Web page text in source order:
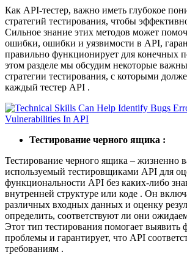
Как API-тестер, важно иметь глубокое
стратегий тестирования, чтобы
Сильное знание этих методов может
ошибки, ошибки и уязвимости в API,
правильно функционирует для конечных
этом разделе мы обсудим некоторые
стратегии тестирования, с которыми
каждый тестер API .
Тестирование черного ящика :
Тестирование черного ящика – жизненно
используемый тестировщиками API для
функциональности API без каких-либо
внутренней структуре или коде . Он
различных входных данных и оценку
определить, соответствуют ли они
Этот тип тестирования помогает выявить
проблемы и гарантирует, что API
требованиям .